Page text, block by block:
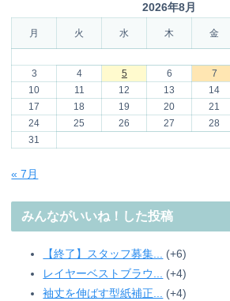
2026年8月
月 火 水 木 金
3
4 5 6 7
10
11 12 13 14
17
18 19 20 21
24
25 26 27 28
31
« 7月
みんながいいね！した投稿
【終了】スタッフ募集...
+6
レイヤーベストブラウ...
+4
袖丈を伸ばす型紙補正...
+4